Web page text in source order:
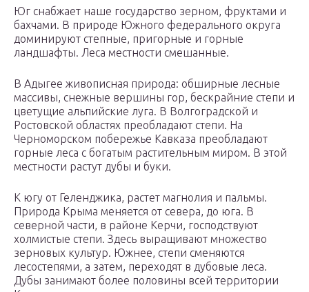
Юг снабжает наше государство зерном, фруктами и
бахчами. В природе Южного федерального округа
доминируют степные, пригорные и горные
ландшафты. Леса местности смешанные.
В Адыгее живописная природа: обширные лесные
массивы, снежные вершины гор, бескрайние степи и
цветущие альпийские луга. В Волгоградской и
Ростовской областях преобладают степи. На
Черноморском побережье Кавказа преобладают
горные леса с богатым растительным миром. В этой
местности растут дубы и буки.
К югу от Геленджика, растет магнолия и пальмы.
Природа Крыма меняется от севера, до юга. В
северной части, в районе Керчи, господствуют
холмистые степи. Здесь выращивают множество
зерновых культур. Южнее, степи сменяются
лесостепями, а затем, переходят в дубовые леса.
Дубы занимают более половины всей территории